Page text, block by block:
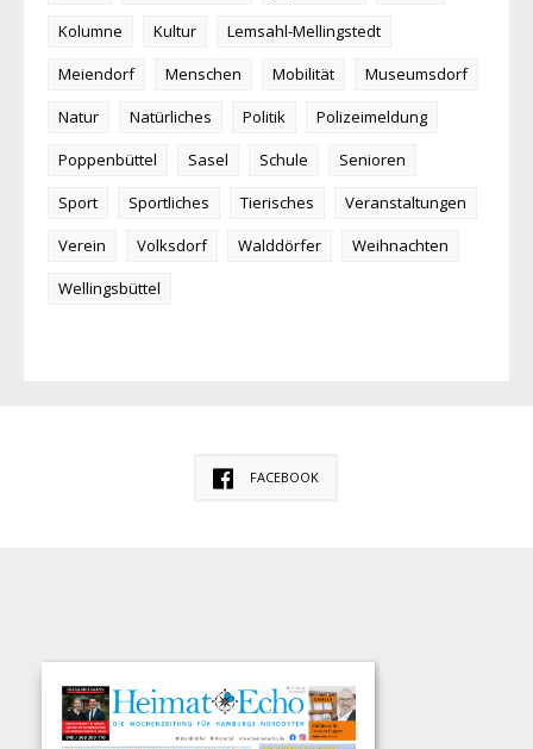
Kolumne
Kultur
Lemsahl-Mellingstedt
Meiendorf
Menschen Mobilität
Museumsdorf
Natur
Natürliches Politik
Polizeimeldung
Poppenbüttel
Sasel Schule
Senioren
Sport
Sportliches Tierisches
Veranstaltungen
Verein
Volksdorf Walddörfer
Weihnachten
Wellingsbüttel
FACEBOOK